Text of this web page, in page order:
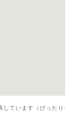
ています（ぴったり